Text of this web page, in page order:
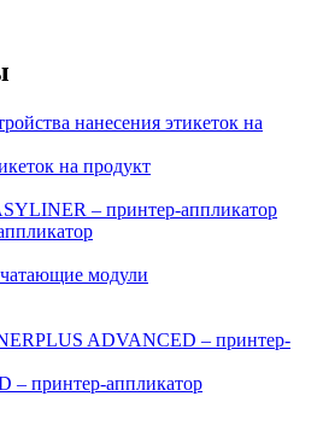
на продукт
принтер-аппликатор